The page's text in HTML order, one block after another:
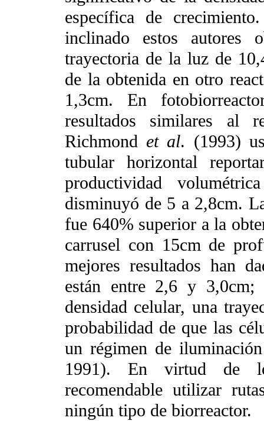
específica de
inclinado estos autores
trayectoria de la luz de
de la obtenida en otro
1,3cm. En
resultados similares al
Richmond et al. (1993)
tubular horizontal
productividad
disminuyó de 5 a 2,8cm.
fue 640% superior a la
carrusel con 15cm de
mejores resultados han
están entre 2,6 y
densidad celular, una
probabilidad de que las
un régimen de
1991). En virtud de
recomendable utilizar
ningún tipo de biorreactor.